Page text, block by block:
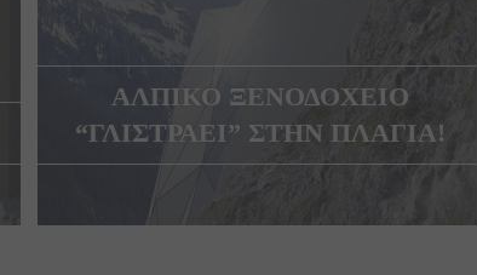
ΑΛΠΙΚΟ ΞΕΝΟΔΟΧΕΙΟ
“ΓΛΙΣΤΡΑΕΙ” ΣΤΗΝ ΠΛΑΓΙΑ!